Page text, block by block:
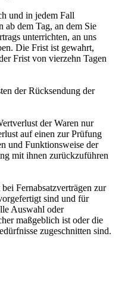
und in jedem Fall
ab dem Tag, an dem Sie
unterrichten, an uns
Die Frist ist gewahrt,
Frist von vierzehn Tagen
der Rücksendung der
der Waren nur
auf einen zur Prüfung
und Funktionsweise der
mit ihnen zurückzuführen
Fernabsatzverträgen zur
sind und für
Auswahl oder
maßgeblich ist oder die
zugeschnitten sind.